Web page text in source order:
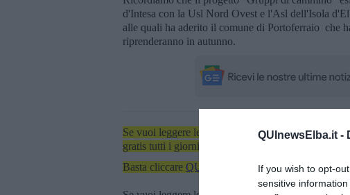
QUInewsElba.it -
If you wish to opt-
sensitive
d'Intesa con la Usl Nord Ovest e l'Asl dell'Isola
alle quali ha aderito il comune di Portoferraio che
riprenderanno in autunno.
Se vuoi leggere le notizie principali dell'isola
gratis tutti i giorni alle 7:00 del mattino direttamente
Basta cliccare QUI